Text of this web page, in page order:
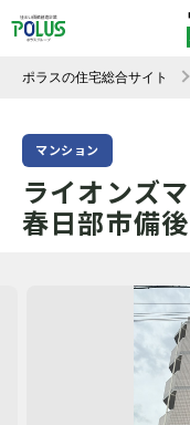
ポラスの住宅総合サイト
マンション
ライオンズ
春日部市備